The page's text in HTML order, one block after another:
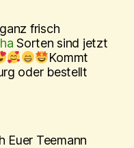
frisch
Sorten sind jetzt
Kommt
oder bestellt
Euer Teemann